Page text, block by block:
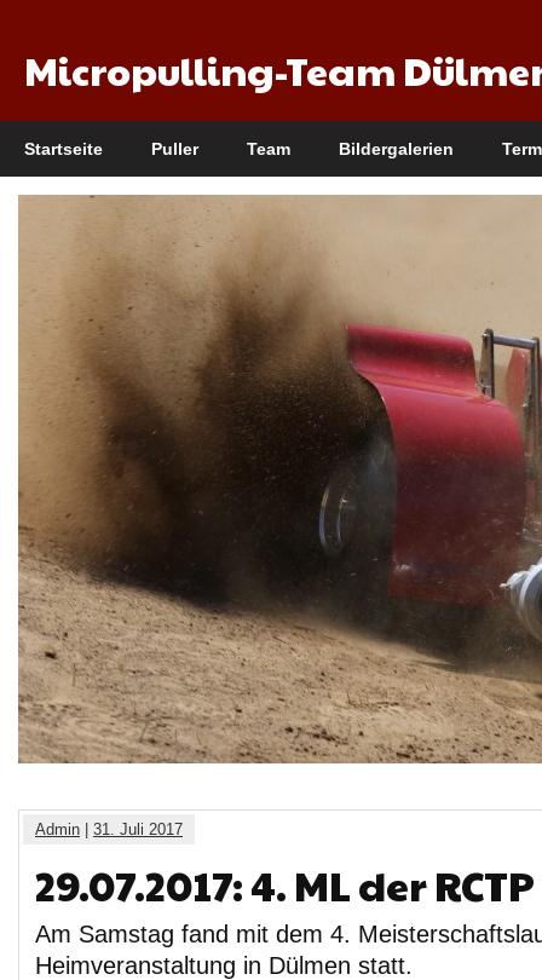
Micropulling-Team
Startseite Puller Team Bildergalerien
Admin 31. Juli 2017
29.07.2017: 4. ML der
Am Samstag fand mit dem 4.
Heimveranstaltung in Dülmen statt.